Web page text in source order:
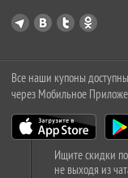
Все наши купоны доступны
через Мобильное
Ищите скидки
не выходя из